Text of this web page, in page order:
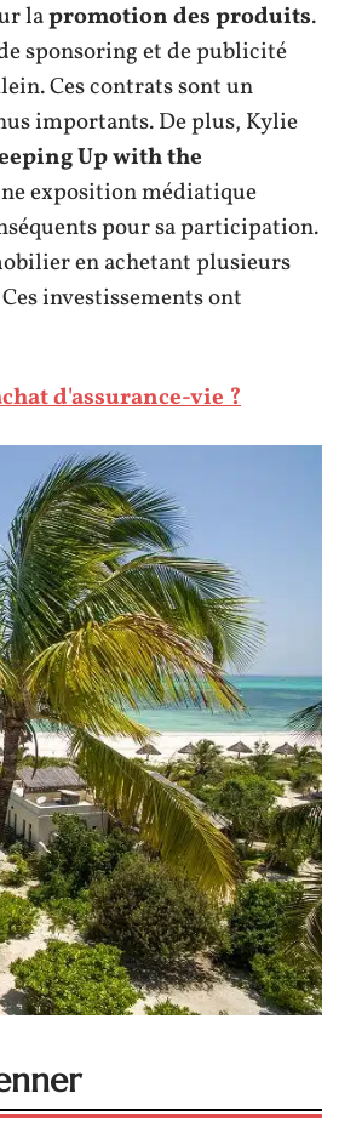
lapromotion des produits.
sponsoring et de publicité
Ces contrats sont un
importants. De plus, Kylie
Up with the
exposition médiatique
pour sa participation.
en achetant plusieurs
investissements ont
d'assurance-vie ?